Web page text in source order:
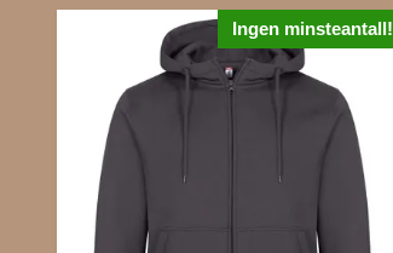
Ingen minsteantall!